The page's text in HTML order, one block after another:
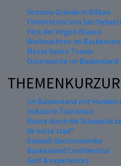
Semana Grande in Bilbao
Filmfestival von San
Fest der Virgen Blanca
Weihnachten im
Messe Santo Tomás
Osterwoche im Baskenland
Im Baskenland mit Hunden
Industrie Tourismus
Route durch die
de witte stad“
Euskadi Gastronomika
Baskenland Confidential
Golf & experiences